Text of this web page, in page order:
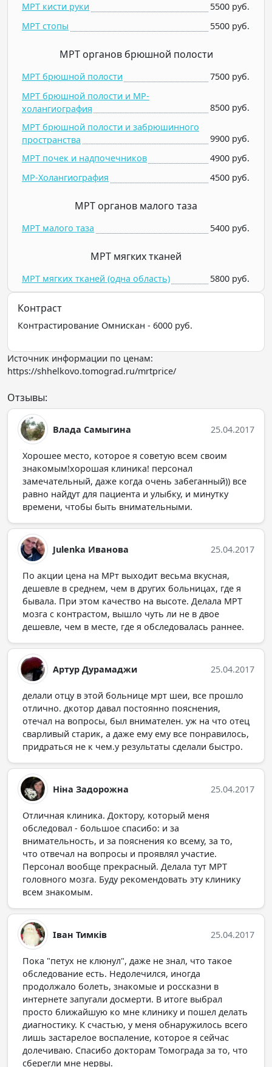
МРТ кисти руки
5500 руб.
МРТ стопы
5500 руб.
МРТ органов брюшной полости
МРТ брюшной полости
7500 руб.
МРТ брюшной полости и МР-
холангиография
8500 руб.
МРТ брюшной полости и забрюшинного
пространства
9900 руб.
МРТ почек и надпочечников
4900 руб.
МР-Холангиография
4500 руб.
МРТ органов малого таза
МРТ малого таза 5400 руб.
МРТ мягких тканей
МРТ мягких тканей (одна область) 5800 руб.
Контраст
Контрастирование Омнискан - 6000 руб.
Источник информации по ценам:
https://shhelkovo.tomograd.ru/mrtprice/
Отзывы:
Влада Самыгина 25.04.2017
Хорошее место, которое я советую всем своим
знакомым!хорошая клиника! персонал
замечательный, даже когда очень забеганный)) все
равно найдут для пациента и улыбку, и минутку
времени, чтобы быть внимательными.
Julenka Иванова 25.04.2017
По акции цена на МРт выходит весьма вкусная,
дешевле в среднем, чем в других больницах, где я
бывала. При этом качество на высоте. Делала МРТ
мозга с контрастом, вышло чуть ли не в двое
дешевле, чем в месте, где я обследовалась раннее.
Артур Дурамаджи 25.04.2017
делали отцу в этой больнице мрт шеи, все прошло
отлично. дкотор давал постоянно пояснения,
отечал на вопросы, был внимателен. уж на что отец
сварливый старик, а даже ему ему все понравилось,
придраться не к чем.у результаты сделали быстро.
Ніна Задорожна 25.04.2017
Отличная клиника. Доктору, который меня
обследовал - большое спасибо: и за
внимательность, и за пояснения ко всему, за то,
что отвечал на вопросы и проявлял участие.
Персонал вообще прекрасный. Делала тут МРТ
головного мозга. Буду рекомендовать эту клинику
всем знакомым.
Іван Тимків 25.04.2017
Пока "петух не клюнул", даже не знал, что такое
обследование есть. Недолечился, иногда
продолжало болеть, знакомые и россказни в
интернете запугали досмерти. В итоге выбрал
просто ближайшую ко мне клинику и пошел делать
диагностику. К счастью, у меня обнаружилось всего
лишь застарелое воспаление, которое я сейчас
долечиваю. Спасибо докторам Томограда за то, что
сберегли мне нервы.